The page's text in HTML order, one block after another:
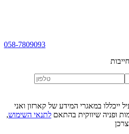
058-7809093
ייכללו במאגרי המידע של קארזון ואני
ופניה שיווקית בהתאם לתנאי השימוש,